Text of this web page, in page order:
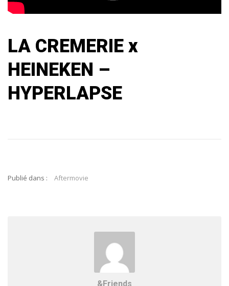
LA CREMERIE x
HEINEKEN –
HYPERLAPSE
Publié dans : Aftermovie
&Friends